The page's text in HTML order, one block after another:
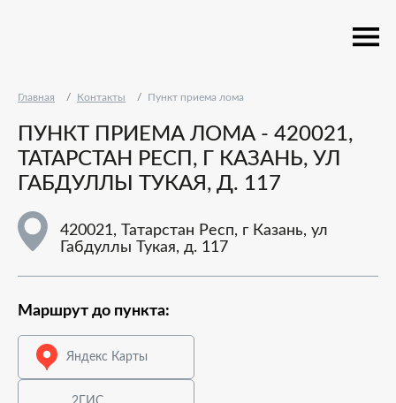
Главная Контакты Пункт приема лома
ПУНКТ ПРИЕМА ЛОМА - 420021,
ТАТАРСТАН РЕСП, Г КАЗАНЬ, УЛ
ГАБДУЛЛЫ ТУКАЯ, Д. 117
420021, Татарстан Респ, г Казань, ул
Габдуллы Тукая, д. 117
Маршрут до пункта:
Яндекс Карты